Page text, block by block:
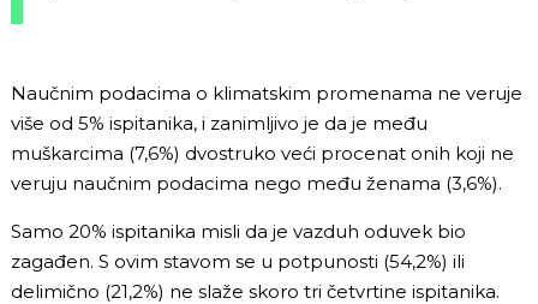
Naučnim podacima o klimatskim promenama ne veruje
više od 5% ispitanika, i zanimljivo je da je među
muškarcima (7,6%) dvostruko veći procenat onih koji ne
veruju naučnim podacima nego među ženama (3,6%).
Samo 20% ispitanika misli da je vazduh oduvek bio
zagađen. S ovim stavom se u potpunosti (54,2%) ili
delimično (21,2%) ne slaže skoro tri četvrtine ispitanika.